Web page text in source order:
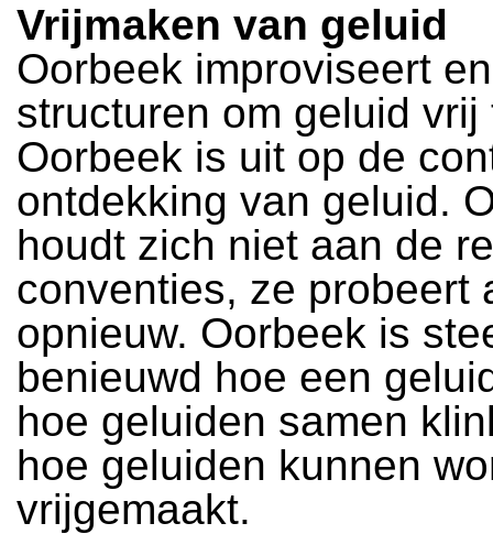
Vrijmaken van geluid
Oorbeek improviseert
structuren om geluid vrij
Oorbeek is uit op de
ontdekking van geluid.
houdt zich niet aan de
conventies, ze probeert
opnieuw. Oorbeek is
benieuwd hoe een
hoe geluiden samen
hoe geluiden kunnen
vrijgemaakt.